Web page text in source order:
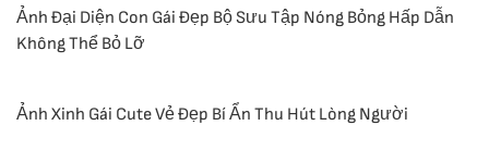
Ảnh Đại Diện Con Gái Đẹp Bộ Sưu Tập Nóng Bỏng Hấp Dẫn
Không Thể Bỏ Lỡ
Ảnh Xinh Gái Cute Vẻ Đẹp Bí Ẩn Thu Hút Lòng Người